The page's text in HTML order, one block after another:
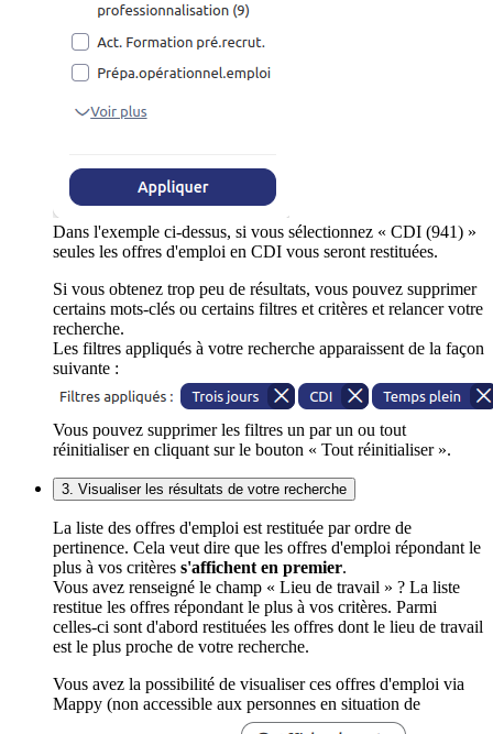
Dans l'exemple ci-dessus, si vous sélectionnez « CDI (941) »
seules les offres d'emploi en CDI vous seront restituées.
Si vous obtenez trop peu de résultats, vous pouvez supprimer
certains mots-clés ou certains filtres et critères et relancer votre
recherche.
Les filtres appliqués à votre recherche apparaissent de la façon
suivante :
Vous pouvez supprimer les filtres un par un ou tout
réinitialiser en cliquant sur le bouton « Tout réinitialiser ».
3. Visualiser les résultats de votre recherche
La liste des offres d'emploi est restituée par ordre de
pertinence. Cela veut dire que les offres d'emploi répondant le
plus à vos critères s'affichent en premier.
Vous avez renseigné le champ « Lieu de travail » ? La liste
restitue les offres répondant le plus à vos critères. Parmi
celles-ci sont d'abord restituées les offres dont le lieu de travail
est le plus proche de votre recherche.
Vous avez la possibilité de visualiser ces offres d'emploi via
Mappy (non accessible aux personnes en situation de